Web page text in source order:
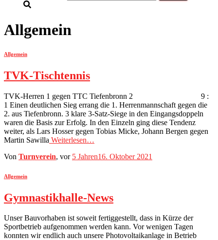
Allgemein
Allgemein
TVK-Tischtennis
TVK-Herren 1 gegen TTC Tiefenbronn 2 9 :
1 Einen deutlichen Sieg errang die 1. Herrenmannschaft gegen die
2. aus Tiefenbronn. 3 klare 3-Satz-Siege in den Eingangsdoppeln
waren die Basis zur Erfolg. In den Einzeln ging diese Tendenz
weiter, als Lars Hosser gegen Tobias Micke, Johann Bergen gegen
Martin Sawilla Weiterlesen…
Von Turnverein, vor 5 Jahren16. Oktober 2021
Allgemein
Gymnastikhalle-News
Unser Bauvorhaben ist soweit fertiggestellt, dass in Kürze der
Sportbetrieb aufgenommen werden kann. Vor wenigen Tagen
konnten wir endlich auch unsere Photovoltaikanlage in Betrieb